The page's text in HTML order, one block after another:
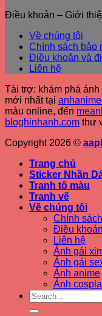
Điều khoản – Giới
Về chúng tôi
Chính sách bảo
Điều khoản và
Liên hệ
Tài trợ: khám phá ảnh
mới nhất tại
màu online, đến
bloghinhanh.com thư
Copyright 2026 ©
Trang chủ
Sticker Nhãn
Tranh tô màu
Tranh vẽ
Về chúng tôi
Chính
Điều
Liên hệ
Ảnh gái
Ảnh gái
Ảnh anime
Ảnh